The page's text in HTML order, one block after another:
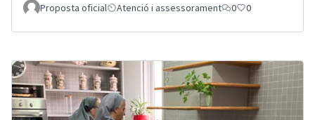
Proposta oficial Atenció i assessorament 0 0